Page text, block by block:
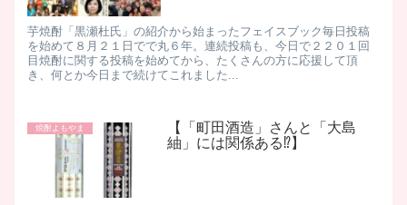
芋焼酎「黒瀬杜氏」の紹介から始まったフェイスブック毎日投稿
を始めて８月２１日でで丸６年。連続投稿も、今日で２２０１回
目 ​ 焼酎に関する投稿を始めてから、たくさんの方に応援して頂
き、何とか今日まで続けてこれました ​ ...
焼酎よもやま
【「町田酒造」さんと「大島
紬」には関係ある⁉】